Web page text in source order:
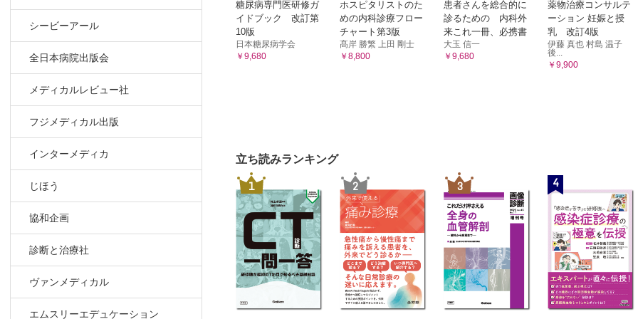
シービーアール
全日本病院出版会
メディカルレビュー社
フジメディカル出版
インターメディカ
じほう
協和企画
診断と治療社
ヴァンメディカル
エムスリーエデュケーション
糖尿病専門医研修ガ
イドブック 改訂第
10版
日本糖尿病学会
￥9,680
ホスピタリストのた
めの内科診療フロー
チャート第3版
髙岸 勝繁 上田 剛士
￥8,800
患者さんを総合的に
診るための 内科外
来これ一冊、必携書
大玉 信一
￥9,680
薬物治療コンサルテ
ーション 妊娠と授
乳 改訂4版
伊藤 真也 村島 温子
後...
￥9,900
立ち読みランキング
1 2 3 4